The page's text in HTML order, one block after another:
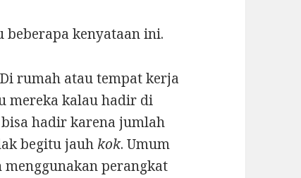
beberapa kenyataan ini.
Di rumah atau tempat kerja
mereka kalau hadir di
hadir karena jumlah
begitu jauh kok. Umum
perangkat